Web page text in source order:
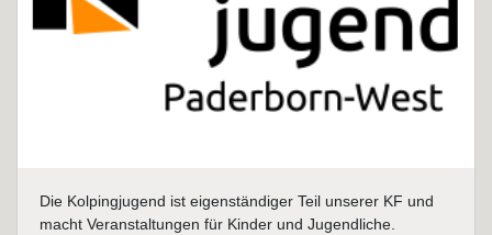
Die Kolpingjugend ist eigenständiger Teil unserer KF und
macht Veranstaltungen für Kinder und Jugendliche.